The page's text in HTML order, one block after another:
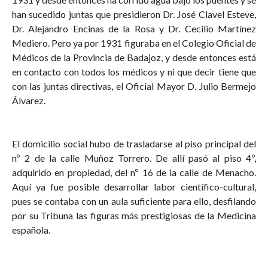
han sucedido juntas que presidieron Dr. José Clavel Esteve,
Dr. Alejandro Encinas de la Rosa y Dr. Cecilio Martínez
Mediero. Pero ya por 1931 figuraba en el Colegio Oficial de
Médicos de la Provincia de Badajoz, y desde entonces está
en contacto con todos los médicos y ni que decir tiene que
con las juntas directivas, el Oficial Mayor D. Julio Bermejo
Álvarez.
El domicilio social hubo de trasladarse al piso principal del
nº 2 de la calle Muñoz Torrero. De allí pasó al piso 4º,
adquirido en propiedad, del nº 16 de la calle de Menacho.
Aquí ya fue posible desarrollar labor científico-cultural,
pues se contaba con un aula suficiente para ello, desfilando
por su Tribuna las figuras más prestigiosas de la Medicina
española.